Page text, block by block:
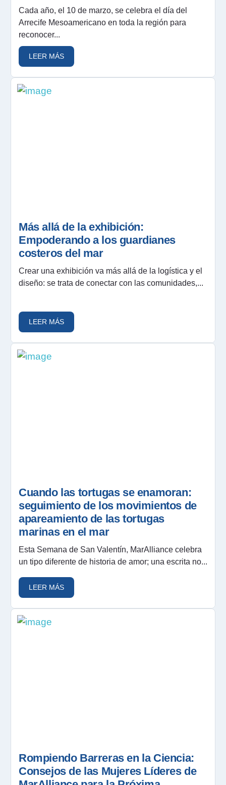
Cada año, el 10 de marzo, se celebra el día del
Arrecife Mesoamericano en toda la región para
reconocer...
LEER MÁS
Más allá de la exhibición:
Empoderando a los guardianes
costeros del mar
Crear una exhibición va más allá de la logística y el
diseño: se trata de conectar con las comunidades,...
LEER MÁS
Cuando las tortugas se enamoran:
seguimiento de los movimientos de
apareamiento de las tortugas
marinas en el mar
Esta Semana de San Valentín, MarAlliance celebra
un tipo diferente de historia de amor; una escrita no...
LEER MÁS
Rompiendo Barreras en la Ciencia:
Consejos de las Mujeres Líderes de